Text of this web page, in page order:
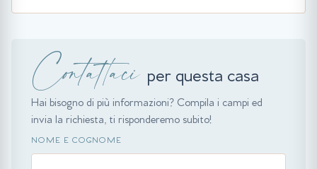
Contattaci per questa casa
Hai bisogno di più informazioni? Compila i campi ed
invia la richiesta, ti risponderemo subito!
NOME E COGNOME